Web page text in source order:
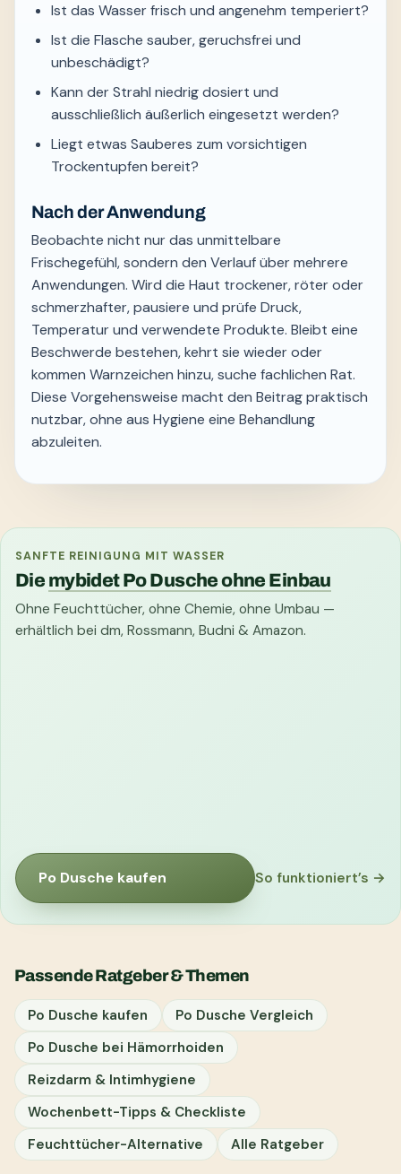
Ist das Wasser frisch und angenehm temperiert?
Ist die Flasche sauber, geruchsfrei und
unbeschädigt?
Kann der Strahl niedrig dosiert und
ausschließlich äußerlich eingesetzt werden?
Liegt etwas Sauberes zum vorsichtigen
Trockentupfen bereit?
Nach der Anwendung
Beobachte nicht nur das unmittelbare
Frischegefühl, sondern den Verlauf über mehrere
Anwendungen. Wird die Haut trockener, röter oder
schmerzhafter, pausiere und prüfe Druck,
Temperatur und verwendete Produkte. Bleibt eine
Beschwerde bestehen, kehrt sie wieder oder
kommen Warnzeichen hinzu, suche fachlichen Rat.
Diese Vorgehensweise macht den Beitrag praktisch
nutzbar, ohne aus Hygiene eine Behandlung
abzuleiten.
SANFTE REINIGUNG MIT WASSER
Die mybidet Po Dusche ohne Einbau
Ohne Feuchttücher, ohne Chemie, ohne Umbau —
erhältlich bei dm, Rossmann, Budni & Amazon.
Po Dusche kaufen So funktioniert’s →
Passende Ratgeber & Themen
Po Dusche kaufen
Po Dusche Vergleich
Po Dusche bei Hämorrhoiden
Reizdarm & Intimhygiene
Wochenbett-Tipps & Checkliste
Feuchttücher-Alternative
Alle Ratgeber